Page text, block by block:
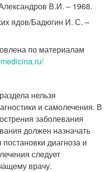
В.И. – 1968.
ядов/Бадюгин И. С. –
по материалам
нельзя
и самолечения. В
заболевания
должен назначать
диагноза и
следует
врачу.